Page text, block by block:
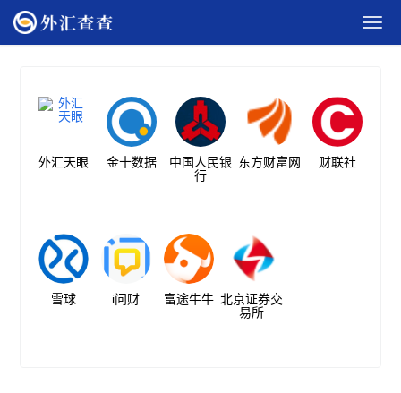
外汇天眼 金十数据
中国人民银
行
东方财富网 财联社
雪球 i问财 富途牛牛 北京证券交
易所